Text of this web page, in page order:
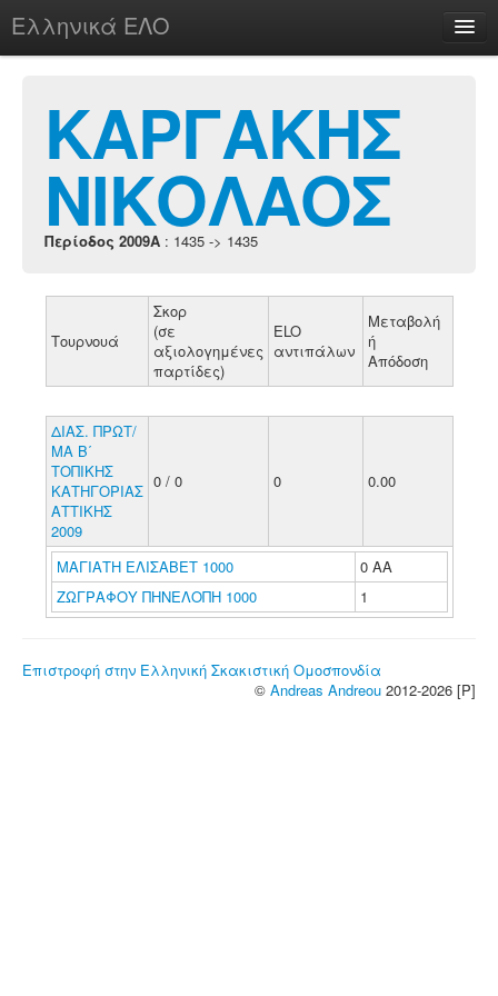
Ελληνικά ΕΛΟ
chesstu.be @ discord
Login
ΚΑΡΓΑΚΗΣ
ΝΙΚΟΛΑΟΣ
Περίοδος 2009A : 1435 -> 1435
Τουρνουά
Σκορ
(σε
αξιολογημένες
παρτίδες)
ELO
αντιπάλων
Μεταβολή
ή
Απόδοση
ΔΙΑΣ. ΠΡΩΤ/
ΜΑ Β΄
ΤΟΠΙΚΗΣ
ΚΑΤΗΓΟΡΙΑΣ
ΑΤΤΙΚΗΣ
2009
0 / 0 0 0.00
ΜΑΓΙΑΤΗ ΕΛΙΣΑΒΕΤ 1000
0 ΑΑ
ΖΩΓΡΑΦΟΥ ΠΗΝΕΛΟΠΗ 1000
1
Επιστροφή στην Ελληνική Σκακιστική Ομοσπονδία
© Andreas Andreou 2012-2026 [P]